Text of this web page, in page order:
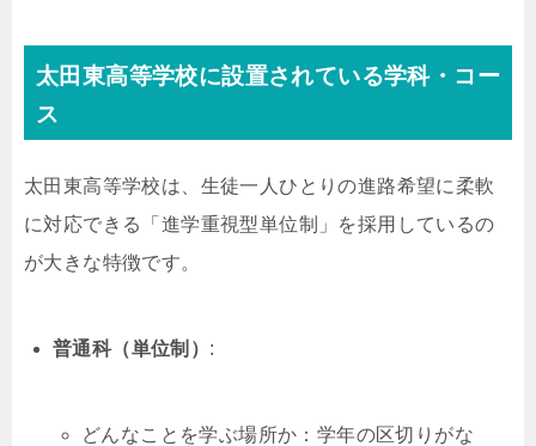
太田東高等学校に設置されている学科・コー
ス
太田東高等学校は、生徒一人ひとりの進路希望に柔軟
に対応できる「進学重視型単位制」を採用しているの
が大きな特徴です。
普通科（単位制） :
どんなことを学ぶ場所か：学年の区切りがな